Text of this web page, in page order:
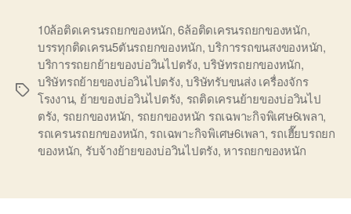
Tags
10ล้อติดเครนรถยกของหนัก,6ล้อติดเครนรถยกของหนัก,
บรรทุกติดเครน5ตันรถยกของหนัก,บริการรถขนสงของหนัก,
บริการรถยกย้ายของบ่อวินไปตรัง,บริษัทรถยกของหนัก,
บริษัทรถย้ายของบ่อวินไปตรัง,บริษัทรับขนส่ง เครื่องจักร
โรงงาน, ย้ายของบ่อวินไปตรัง, รถติดเครนย้ายของบ่อวินไป
ตรัง, รถยกของหนัก, รถยกของหนัก รถเฉพาะกิจพิเศษ6เพลา,
รถเครนรถยกของหนัก, รถเฉพาะกิจพิเศษ6เพลา, รถเฮี๊ยบรถยก
ของหนัก, รับจ้างย้ายของบ่อวินไปตรัง,หารถยกของหนัก